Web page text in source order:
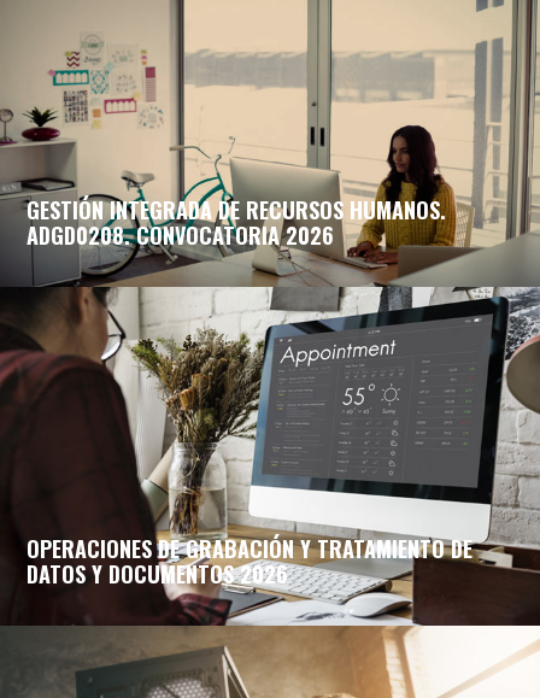
GESTIÓN INTEGRADA DE RECURSOS HUMANOS.
ADGD0208. CONVOCATORIA 2026
OPERACIONES DE GRABACIÓN Y TRATAMIENTO DE
DATOS Y DOCUMENTOS 2026